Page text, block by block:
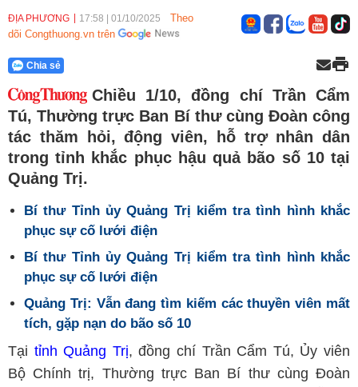
ĐỊA PHƯƠNG 17:58 01/10/2025
Theo
dõi Congthuong.vn trên
Chia sẻ
Chiều 1/10, đồng chí Trần Cẩm
Tú, Thường trực Ban Bí thư cùng Đoàn công
tác thăm hỏi, động viên, hỗ trợ nhân dân
trong tỉnh khắc phục hậu quả bão số 10 tại
Quảng Trị.
Bí thư Tỉnh ủy Quảng Trị kiểm tra tình hình khắc
phục sự cố lưới điện
Bí thư Tỉnh ủy Quảng Trị kiểm tra tình hình khắc
phục sự cố lưới điện
Quảng Trị: Vẫn đang tìm kiếm các thuyền viên mất
tích, gặp nạn do bão số 10
Tại tỉnh Quảng Trị, đồng chí Trần Cẩm Tú, Ủy viên
Bộ Chính trị, Thường trực Ban Bí thư cùng Đoàn